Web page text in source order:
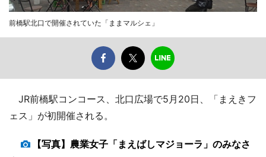
前橋駅北口で開催されていた「ままマルシェ」
JR前橋駅コンコース、北口広場で5月20日、「まえきフ
ェス」が初開催される。
【写真】農業女子「まえばしマジョーラ」のみなさ